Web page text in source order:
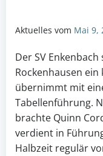
Aktuelles vom Mai 9,
Der SV
Rockenhausen
übernimmt mit
Tabellenführung.
brachte Quinn
verdient in
Halbzeit regulär